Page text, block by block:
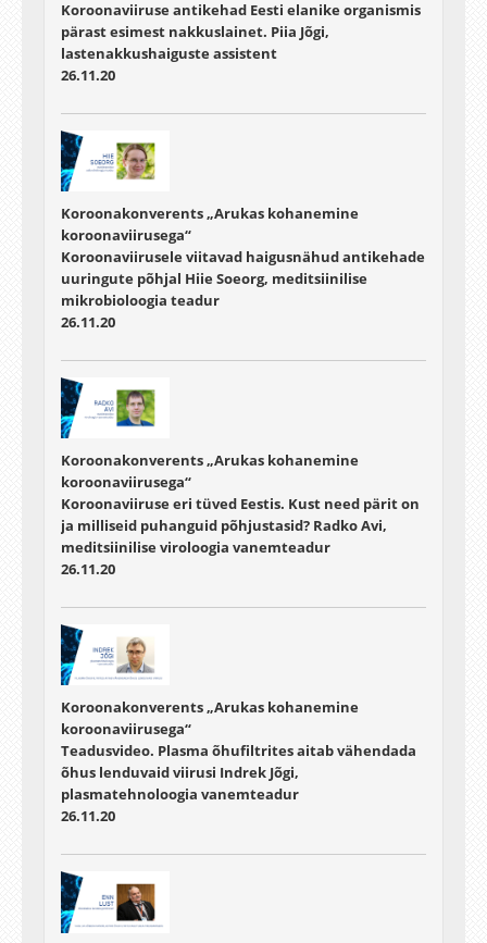
Koroonaviiruse antikehad Eesti elanike organismis
pärast esimest nakkuslainet. Piia Jõgi,
lastenakkushaiguste assistent
26.11.20
Koroonakonverents „Arukas kohanemine
koroonaviirusega“
Koroonaviirusele viitavad haigusnähud antikehade
uuringute põhjal Hiie Soeorg, meditsiinilise
mikrobioloogia teadur
26.11.20
Koroonakonverents „Arukas kohanemine
koroonaviirusega“
Koroonaviiruse eri tüved Eestis. Kust need pärit on
ja milliseid puhanguid põhjustasid? Radko Avi,
meditsiinilise viroloogia vanemteadur
26.11.20
Koroonakonverents „Arukas kohanemine
koroonaviirusega“
Teadusvideo. Plasma õhufiltrites aitab vähendada
õhus lenduvaid viirusi Indrek Jõgi,
plasmatehnoloogia vanemteadur
26.11.20